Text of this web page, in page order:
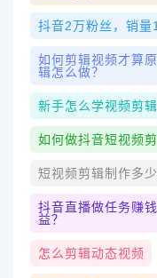
抖音2万粉丝，销量
如何剪辑视频才算
辑怎么做？
新手怎么学视频剪辑
如何做抖音短视频
短视频剪辑制作多
抖音直播做任务赚
益？
怎么剪辑动态视频